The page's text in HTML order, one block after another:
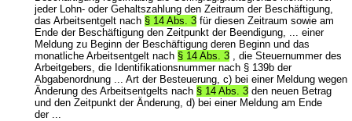
jeder Lohn- oder Gehaltszahlung den Zeitraum der Beschäftigung,
das Arbeitsentgelt nach § 14 Abs. 3 für diesen Zeitraum sowie am
Ende der Beschäftigung den Zeitpunkt der Beendigung, ... einer
Meldung zu Beginn der Beschäftigung deren Beginn und das
monatliche Arbeitsentgelt nach § 14 Abs. 3 , die Steuernummer des
Arbeitgebers, die Identifikationsnummer nach § 139b der
Abgabenordnung ... Art der Besteuerung, c) bei einer Meldung wegen
Änderung des Arbeitsentgelts nach § 14 Abs. 3 den neuen Betrag
und den Zeitpunkt der Änderung, d) bei einer Meldung am Ende
der ...